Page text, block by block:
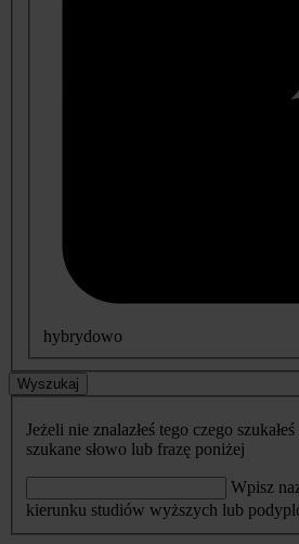
hybrydowo
Wyszukaj
Jeżeli nie znalazłeś tego czego
szukane słowo lub frazę poniżej
Wpisz
kierunku studiów wyższych lub